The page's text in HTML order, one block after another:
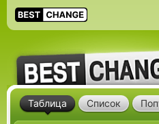
Таблица Список